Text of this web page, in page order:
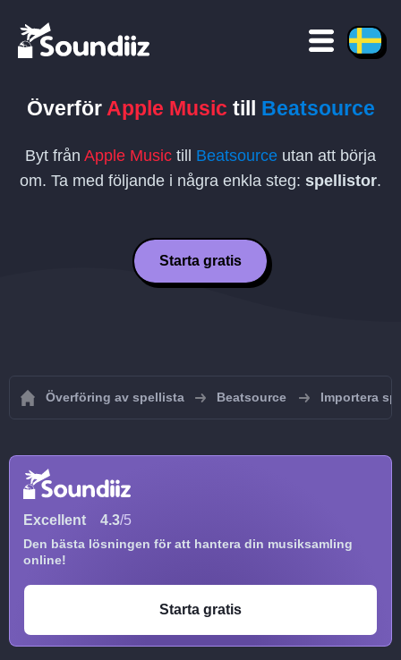
Överför Apple Music till Beatsource
Byt från Apple Music till Beatsource utan att börja
om. Ta med följande i några enkla steg: spellistor.
Starta gratis
Överföring av spellista Beatsource Importera
Excellent 4.3/5
Den bästa lösningen för att hantera din musiksamling
online!
Starta gratis